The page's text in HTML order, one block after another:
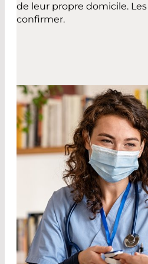
de leur propre domicile.
confirmer.